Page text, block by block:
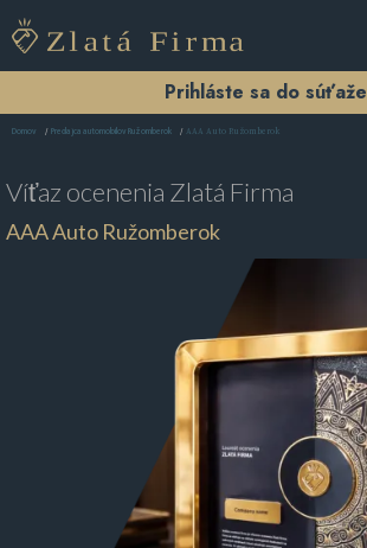
Prihláste sa do súťaže
Domov Predajca automobilov Ružomberok AAA Auto Ružomberok
Víťaz ocenenia Zlatá Firma
AAA Auto Ružomberok